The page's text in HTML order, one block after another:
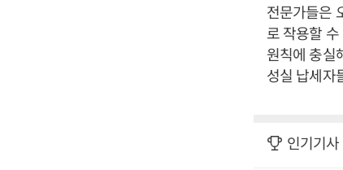
전문가들은
로 작용할
원칙에 충실
성실 납세자
인기기사